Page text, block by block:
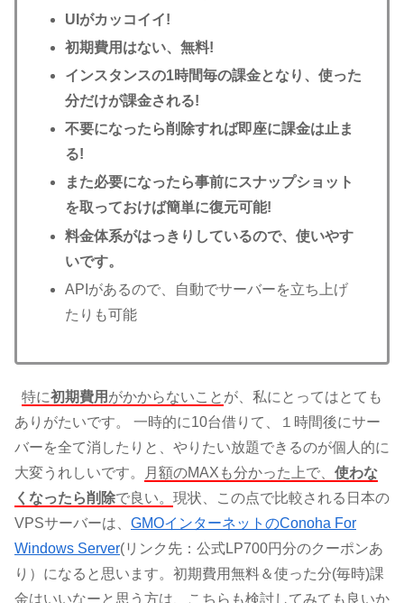
UIがカッコイイ!
初期費用はない、無料!
インスタンスの1時間毎の課金となり、使った
分だけが課金される!
不要になったら削除すれば即座に課金は止ま
る!
また必要になったら事前にスナップショット
を取っておけば簡単に復元可能!
料金体系がはっきりしているので、使いやす
いです。
APIがあるので、自動でサーバーを立ち上げ
たりも可能
特に初期費用 がかからないこと が、私にとってはとても
ありがたいです。 一時的に10台借りて、１時間後にサー
バーを全て消したりと、やりたい放題できるのが個人的に
大変うれしいです。
月額のMAXも分かった上で、 使わな
くなったら削除で良い。 現状、この点で比較される日本の
VPSサーバーは、 GMOインターネットのConoha For
Windows Server(リンク先：公式LP700円分のクーポンあ
り）になると思います。初期費用無料＆使った分(毎時)課
金はいいなーと思う方は、こちらも検討してみても良いか